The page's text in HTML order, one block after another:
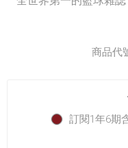
商品代
訂閱1年6期